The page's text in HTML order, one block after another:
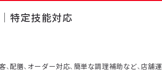
特定技能対応
配膳、オーダー対応、簡単な調理補助など、店舗運